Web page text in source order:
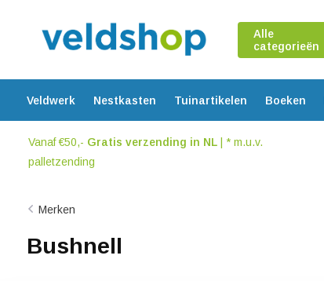
Alle
categorieën
Veldwerk Nestkasten Tuinartikelen Boeken
Vanaf €50,- Gratis verzending in NL| * m.u.v.
palletzending
Merken
Bushnell